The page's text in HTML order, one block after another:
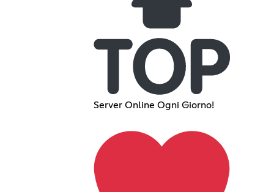
Server Online Ogni Giorno!